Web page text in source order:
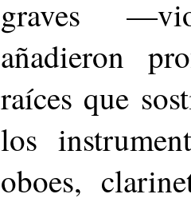
graves
añadieron
raíces que
los
oboes,